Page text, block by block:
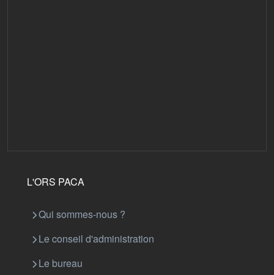
L'ORS PACA
Qui sommes-nous ?
Le conseil d'administration
Le bureau